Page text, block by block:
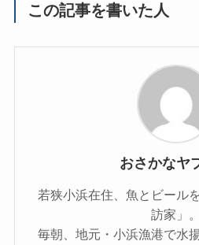
この記事を書いた人
おさかなヤ
若狭小浜在住、魚とビール
訪家」。
毎朝、地元・小浜漁港で水